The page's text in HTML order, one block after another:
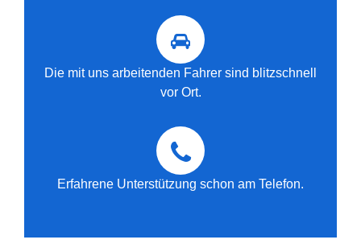
Die mit uns arbeitenden Fahrer sind blitzschnell
vor Ort.
Erfahrene Unterstützung schon am Telefon.